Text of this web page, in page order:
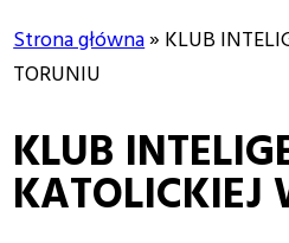
Ścieżka
nawigacyjna
Strona główna
KLUB
TORUNIU
KLUB
KATOLICKIEJ